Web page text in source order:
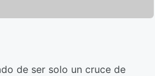
de ser solo un cruce de